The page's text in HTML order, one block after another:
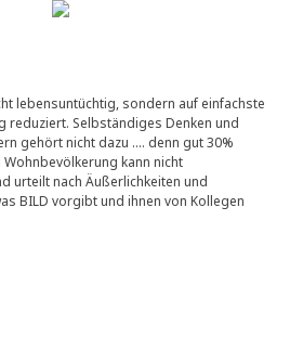
lebensuntüchtig, sondern auf einfachste
reduziert. Selbständiges Denken und
gehört nicht dazu …. denn gut 30%
kann nicht
urteilt nach Äußerlichkeiten und
BILD vorgibt und ihnen von Kollegen